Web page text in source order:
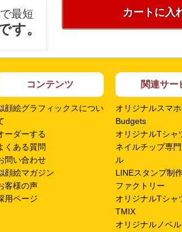
最短
す。
カートに入
コンテンツ
顔絵グラフィックスについ
ーダーする
くある質問
問い合わせ
顔絵マガジン
客様の声
用ページ
関連サー
オリジナルスマ
Budgets
オリジナルTシャ
ネイルチップ専
ル
LINEスタンプ制
ファクトリー
オリジナルTシャ
TMIX
オリジナルノベ